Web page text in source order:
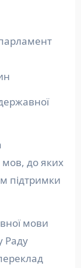
мов, до яких
підтримки
мови
Раду